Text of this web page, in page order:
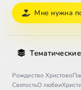
Мне нужна
Рождество Христово
СвятостьО любви